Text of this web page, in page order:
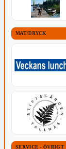
MAT/DRYCK
SERVICE - ÖVRIGT